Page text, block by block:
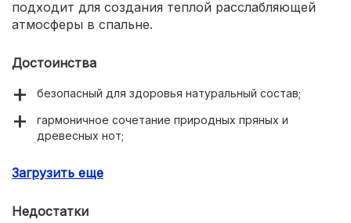
подходит для создания теплой расслабляющей
атмосферы в спальне.
Достоинства
безопасный для здоровья натуральный состав;
гармоничное сочетание природных пряных и
древесных нот;
сохранение аромата в помещении до 24 часов;
Загрузить еще
Недостатки